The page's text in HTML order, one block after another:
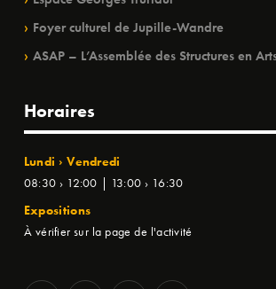
Foyer culturel de Jupille-Wandre
ASAP – L’Assemblée des Structures en
Horaires
Lundi › Vendredi
08:30 › 12:00 | 13:00 › 16:30
Expositions
À vérifier sur la page de l'activité